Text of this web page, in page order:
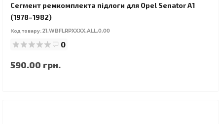
Сегмент ремкомплекта підлоги для Opel Senator A1
(1978–1982)
Код товару:21.WBFLRPXXXX.ALL.0.00
0
590.00 грн.